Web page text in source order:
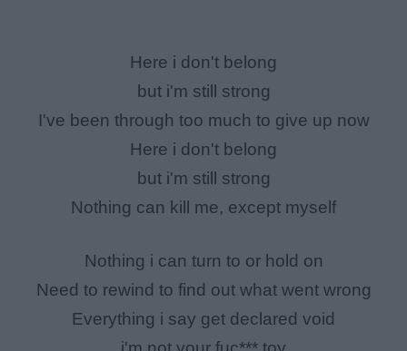
Here i don't belong
but i'm still strong
I've been through too much to give up now
Here i don't belong
but i'm still strong
Nothing can kill me, except myself
Nothing i can turn to or hold on
Need to rewind to find out what went wrong
Everything i say get declared void